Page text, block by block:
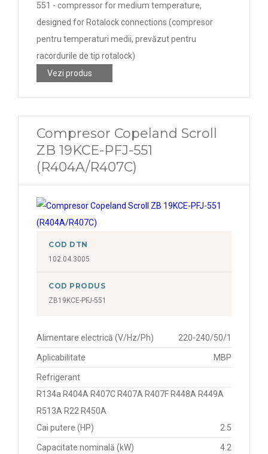
551 - compressor for medium temperature,
designed for Rotalock connections (compresor
pentru temperaturi medii, prevăzut pentru
racordurile de tip rotalock)
Vezi produs
Compresor Copeland Scroll
ZB 19KCE-PFJ-551
(R404A/R407C)
COD DTN
102.04.3005
COD PRODUS
ZB19KCE-PFJ-551
Alimentare electrică (V/Hz/Ph) 220-240/50/1
Aplicabilitate MBP
Refrigerant
R134a R404A R407C R407A R407F R448A R449A
R513A R22 R450A
Cai putere (HP)
2.5
Capacitate nominală (kW) 4.2